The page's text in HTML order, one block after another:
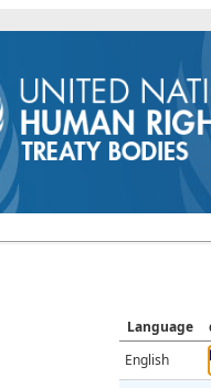
Language
English